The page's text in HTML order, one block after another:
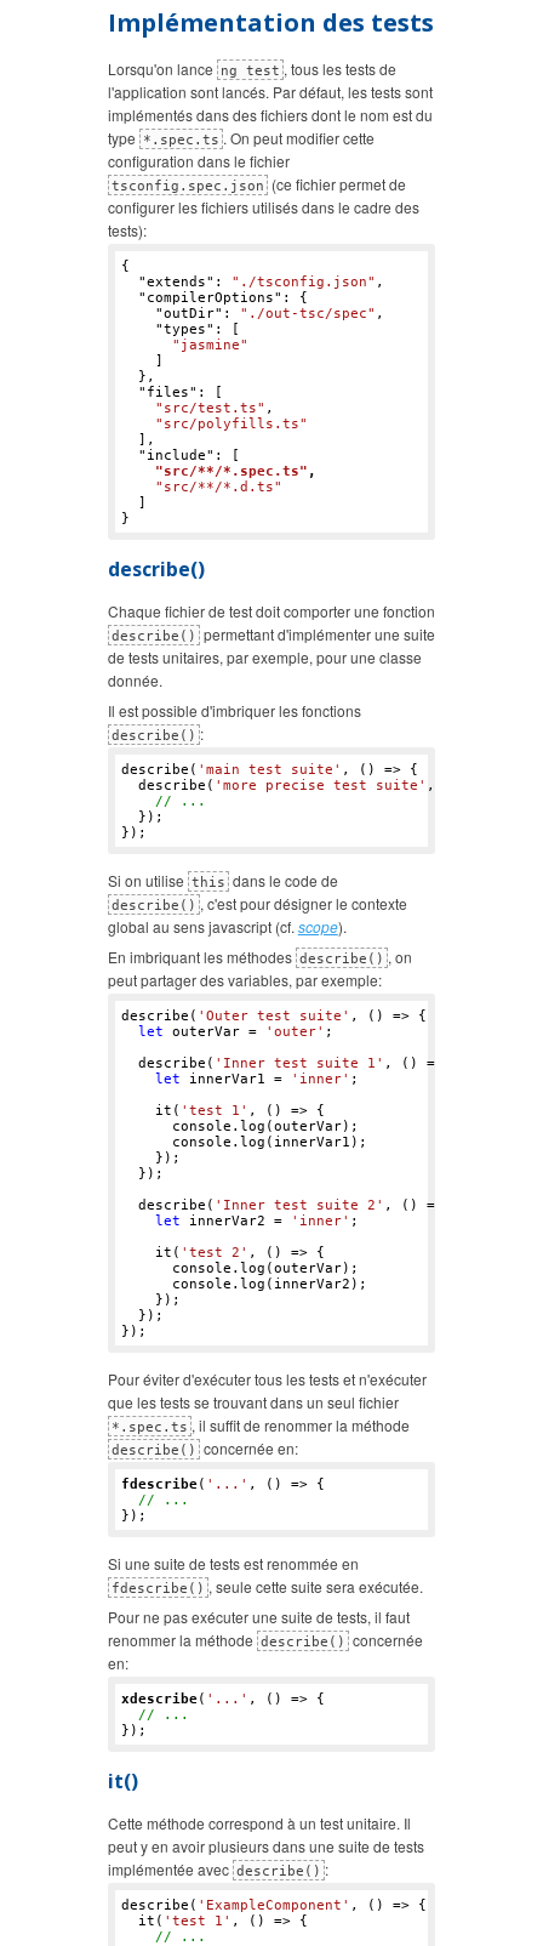
Implémentation des tests
Lorsqu'on lance ng test , tous les tests de
l'application sont lancés. Par défaut, les tests sont
implémentés dans des fichiers dont le nom est du
type
*.spec.ts . On peut modifier cette
configuration dans le fichier
tsconfig.spec.json (ce fichier permet de
configurer les fichiers utilisés dans le cadre des
tests):
{
  "
extends": "./tsconfig.json" ,
  "
compilerOptions": {
    "
outDir": "./out-tsc/spec" ,
    "
types":
[
"jasmine"
    ]
} ,
  "
files":
[
"src/test.ts" ,
"src/polyfills.ts"
  ]
,
  "
include":
[
"src/**/*.spec.ts" ,
"src/**/*.d.ts"
describe()
Chaque fichier de test doit comporter une fonction
describe() permettant d'implémenter une suite
de tests unitaires, par exemple, pour une classe
donnée.
Il est possible d'imbriquer les fonctions
describe() :
describe( 'main test suite' , () => {
  describe(
'more precise test suite' , () => {
// ...
  });
Si on utilise this dans le code de
describe() , c'est pour désigner le contexte
global au sens javascript (cf.scope).
En imbriquant les méthodes describe() , on
peut partager des variables, par exemple:
describe( 'Outer test suite' , () => {
let outerVar = 'outer' ;
  describe(
'Inner test suite 1' , () => {
let innerVar1 = 'inner' ;
    it(
'test 1' , () => {
      console.log(outerVar);
      console.log(innerVar1);
    });
  });
  describe(
'Inner test suite 2' , () => {
let innerVar2 = 'inner' ;
    it(
'test 2' , () => {
      console.log(outerVar);
      console.log(innerVar2);
    });
  });
Pour éviter d'exécuter tous les tests et n'exécuter
que les tests se trouvant dans un seul fichier
*.spec.ts , il suffit de renommer la méthode
describe() concernée en:
fdescribe( '...' , () => {
// ...
Si une suite de tests est renommée en
fdescribe() , seule cette suite sera exécutée.
Pour ne pas exécuter une suite de tests, il faut
renommer la méthode describe() concernée
en:
xdescribe( '...' , () => {
// ...
it()
Cette méthode correspond à un test unitaire. Il
peut y en avoir plusieurs dans une suite de tests
implémentée avec describe() :
describe( 'ExampleComponent' , () => {
  it(
'test 1' , () => {
// ...